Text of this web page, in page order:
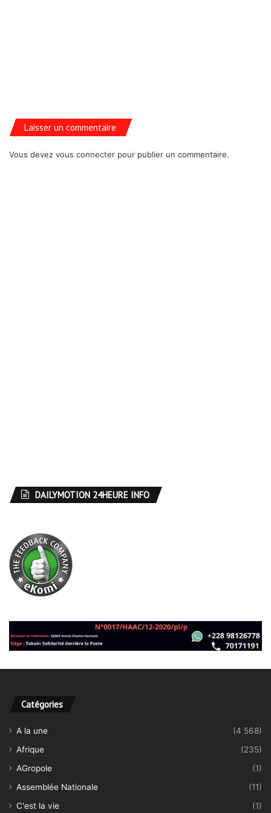
Laisser un commentaire
Vous devez vous connecter pour publier un commentaire.
DAILYMOTION 24HEURE INFO
Catégories
A la une
(4 568)
Afrique
(235)
AGropole
(1)
Assemblée Nationale
(11)
C'est la vie
(1)